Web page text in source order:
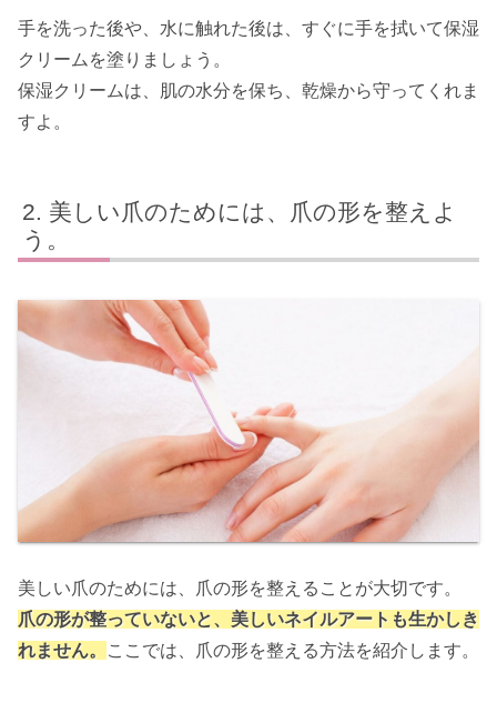
手を洗った後や、水に触れた後は、すぐに手を拭いて保湿
クリームを塗りましょう。
保湿クリームは、肌の水分を保ち、乾燥から守ってくれま
すよ。
美しい爪のためには、爪の形を整えよ
う。
美しい爪のためには、爪の形を整えることが大切です。
爪の形が整っていないと、美しいネイルアートも生かしき
れません。
ここでは、爪の形を整える方法を紹介します。